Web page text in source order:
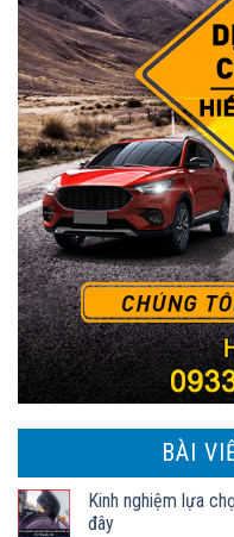
BÀI
Kinh nghiệm lựa
đây